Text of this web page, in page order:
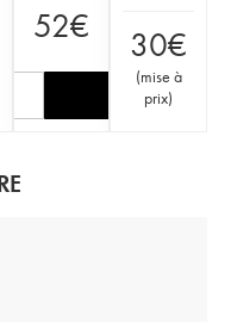
52€ 30€
(mise à
prix)